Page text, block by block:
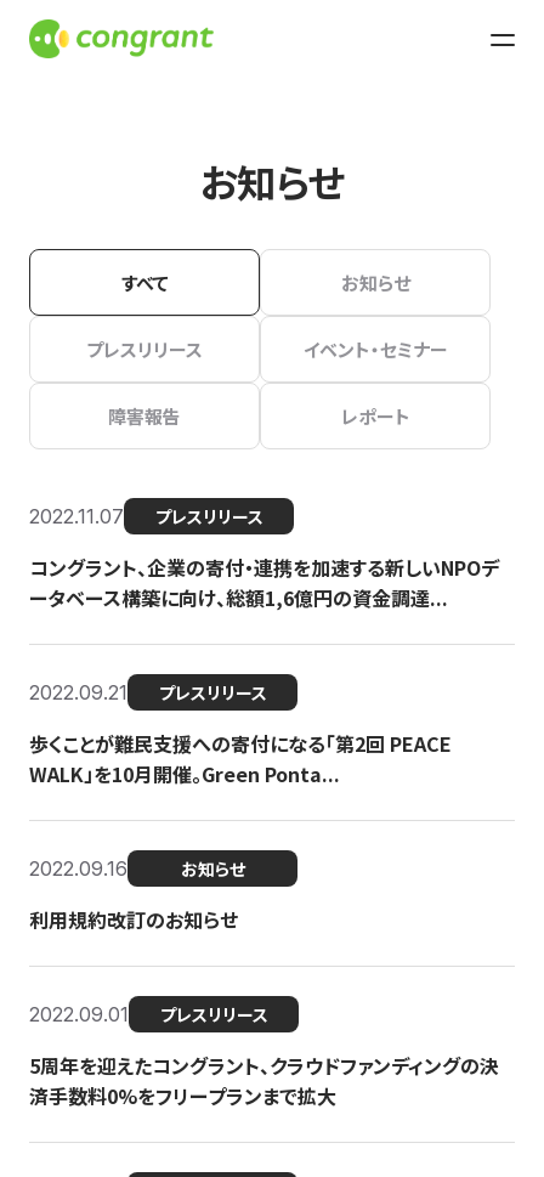
お知らせ
すべて お知らせ
プレスリリース イベント・セミナー
障害報告 レポート
2022.11.07 プレスリリース
コングラント、企業の寄付・連携を加速する新しいNPOデ
ータベース構築に向け、総額1,6億円の資金調達...
2022.09.21 プレスリリース
歩くことが難民支援への寄付になる「第2回 PEACE
WALK」を10月開催。Green Ponta...
2022.09.16 お知らせ
利用規約改訂のお知らせ
2022.09.01 プレスリリース
5周年を迎えたコングラント、クラウドファンディングの決
済手数料0%をフリープランまで拡大